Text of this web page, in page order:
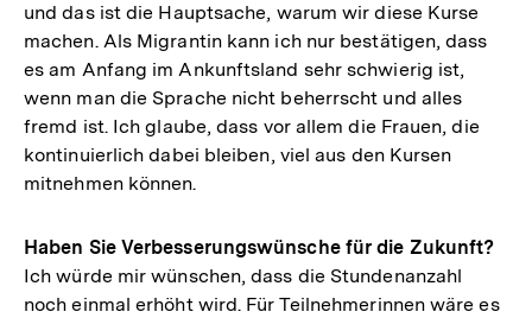
und das ist die Hauptsache, warum wir diese Kurse
machen. Als Migrantin kann ich nur bestätigen, dass
es am Anfang im Ankunftsland sehr schwierig ist,
wenn man die Sprache nicht beherrscht und alles
fremd ist. Ich glaube, dass vor allem die Frauen, die
kontinuierlich dabei bleiben, viel aus den Kursen
mitnehmen können.
Haben Sie Verbesserungswünsche für die Zukunft?
Ich würde mir wünschen, dass die Stundenanzahl
noch einmal erhöht wird. Für Teilnehmerinnen wäre es